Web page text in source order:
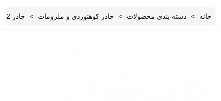
خانه > دسته بندی محصولات > چادر کوهنوردی و ملزومات > چادر 2 نفره